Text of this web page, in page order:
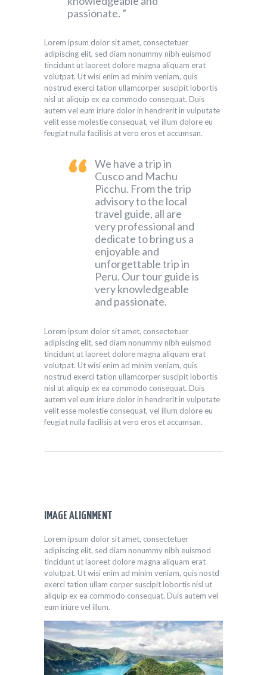
passionate.
Lorem ipsum dolor sit amet, consectetuer
adipiscing elit, sed diam nonummy nibh euismod
tincidunt ut laoreet dolore magna aliquam erat
volutpat. Ut wisi enim ad minim veniam, quis
nostrud exerci tation ullamcorper suscipit lobortis
nisl ut aliquip ex ea commodo consequat. Duis
autem vel eum iriure dolor in hendrerit in vulputate
velit esse molestie consequat, vel illum dolore eu
feugiat nulla facilisis at vero eros et accumsan.
We have a trip in
Cusco and Machu
Picchu. From the trip
advisory to the local
travel guide, all are
very professional and
dedicate to bring us a
enjoyable and
unforgettable trip in
Peru. Our tour guide is
very knowledgeable
and passionate.
Lorem ipsum dolor sit amet, consectetuer
adipiscing elit, sed diam nonummy nibh euismod
tincidunt ut laoreet dolore magna aliquam erat
volutpat. Ut wisi enim ad minim veniam, quis
nostrud exerci tation ullamcorper suscipit lobortis
nisl ut aliquip ex ea commodo consequat. Duis
autem vel eum iriure dolor in hendrerit in vulputate
velit esse molestie consequat, vel illum dolore eu
feugiat nulla facilisis at vero eros et accumsan.
IMAGE ALIGNMENT
Lorem ipsum dolor sit amet, consectetuer
adipiscing elit, sed diam nonummy nibh euismod
tincidunt ut laoreet dolore magna aliquam erat
volutpat. Ut wisi enim ad minim veniam, quis nostd
exerci tation ullam corper suscipit lobortis nisl ut
aliquip ex ea commodo consequat. Duis autem vel
eum iriure vel illum.